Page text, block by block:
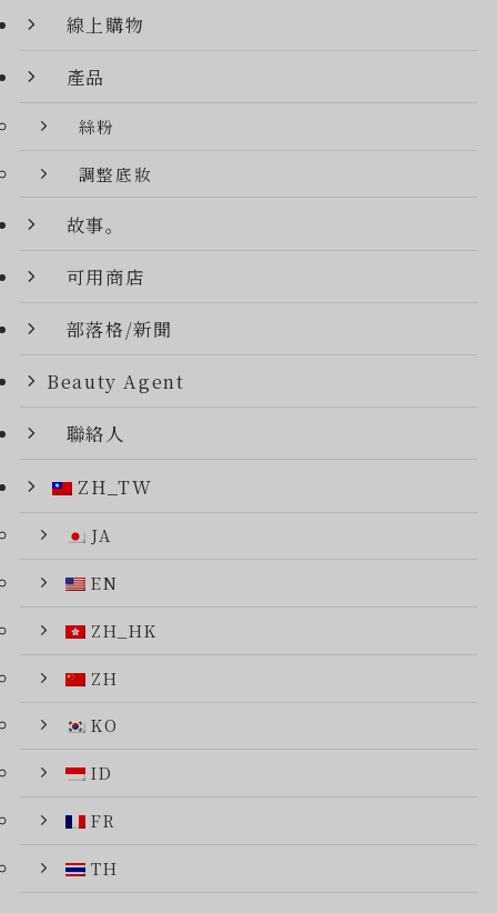
線上購物
產品
絲粉
調整底妝
故事。
可用商店
部落格/新聞
Beauty Agent
聯絡人
ZH_TW
JA
EN
ZH_HK
ZH
KO
ID
FR
TH